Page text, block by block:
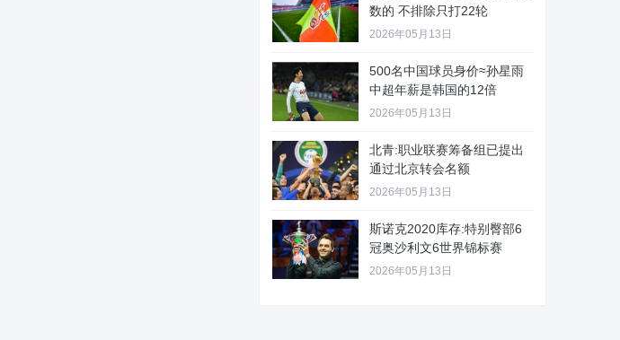
数的 不排除只打22轮
2026年05月13日
500名中国球员身价≈孙星雨
中超年薪是韩国的12倍
2026年05月13日
北青:职业联赛筹备组已提出
通过北京转会名额
2026年05月13日
斯诺克2020库存:特别臀部6
冠奥沙利文6世界锦标赛
2026年05月13日